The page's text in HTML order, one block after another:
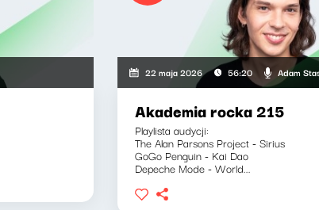
22 maja 2026 56:20 Adam
Akademia rocka 215
Playlista audycji:
The Alan Parsons Project - Sirius
GoGo Penguin - Kai Dao
Depeche Mode - World...